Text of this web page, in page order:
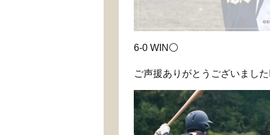
6-0 WIN⚪️
ご声援ありがとうございました